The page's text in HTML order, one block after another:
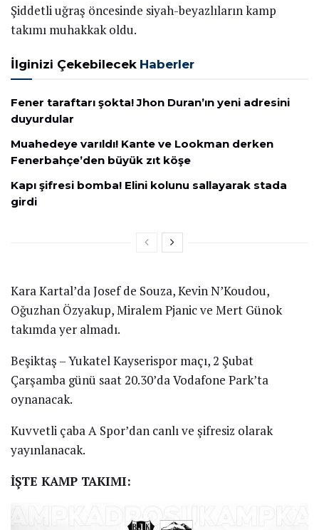
Şiddetli uğraş öncesinde siyah-beyazlıların kamp
takımı muhakkak oldu.
İlginizi Çekebilecek Haberler
Fener taraftarı şokta! Jhon Duran’ın yeni adresini
duyurdular
Muahedeye varıldı! Kante ve Lookman derken
Fenerbahçe’den büyük zıt köşe
Kapı şifresi bomba! Elini kolunu sallayarak stada
girdi
Kara Kartal’da Josef de Souza, Kevin N’Koudou,
Oğuzhan Özyakup, Miralem Pjanic ve Mert Günok
takımda yer almadı.
Beşiktaş – Yukatel Kayserispor maçı, 2 Şubat
Çarşamba günü saat 20.30’da Vodafone Park’ta
oynanacak.
Kuvvetli çaba A Spor’dan canlı ve şifresiz olarak
yayınlanacak.
İŞTE KAMP TAKIMI: